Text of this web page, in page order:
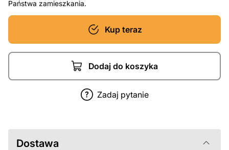
Państwa zamieszkania.
Kup teraz
Dodaj do koszyka
Zadaj pytanie
Dostawa